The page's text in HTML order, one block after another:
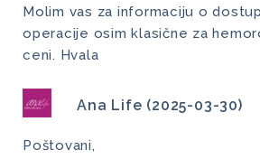
Molim vas za informaciju o
operacije osim klasične za
ceni. Hvala
Ana Life (2025-03-30)
Poštovani,